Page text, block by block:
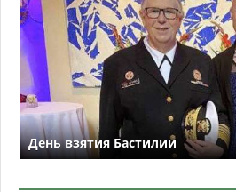
День взятия Бастилии